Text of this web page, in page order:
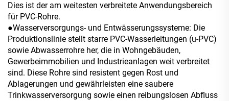
Dies ist der am weitesten verbreitete Anwendungsbereich
für PVC-Rohre.
●Wasserversorgungs- und Entwässerungssysteme: Die
Produktionslinie stellt starre PVC-Wasserleitungen (u-PVC)
sowie Abwasserrohre her, die in Wohngebäuden,
Gewerbeimmobilien und Industrieanlagen weit verbreitet
sind. Diese Rohre sind resistent gegen Rost und
Ablagerungen und gewährleisten eine saubere
Trinkwasserversorgung sowie einen reibungslosen Abfluss